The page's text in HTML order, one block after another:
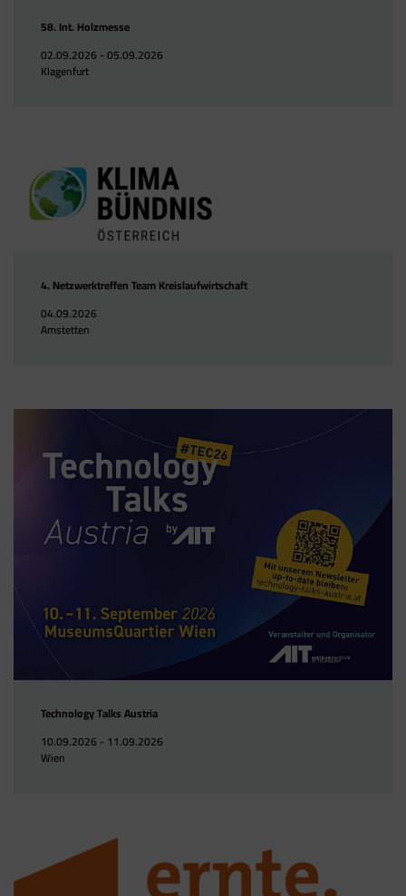
58. Int. Holzmesse
02.09.2026 - 05.09.2026
Klagenfurt
4. Netzwerktreffen Team Kreislaufwirtschaft
04.09.2026
Amstetten
Technology Talks Austria
10.09.2026 - 11.09.2026
Wien